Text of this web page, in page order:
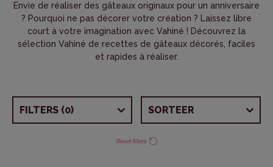
Envie de réaliser des gâteaux originaux pour un anniversaire
? Pourquoi ne pas décorer votre création ? Laissez libre
court à votre imagination avec Vahiné ! Découvrez la
sélection Vahiné de recettes de gâteaux décorés, faciles
et rapides à réaliser.
FILTERS (0) SORTEER
Reset filters
Creatieve recepten
Recepten per gelegenheid
Recepten voor kinderen
Recept Crêpes, Wafels & Pannenkoeken
Crêpes, Wafels & Pannenkoeken
Cupcakes & kleine Taart
Verjaardagstaarten voor kinderen
Taarten versieren
Moederdag
Vaderdag
Halloween
Chocolade
Fruit
Winter
Lente